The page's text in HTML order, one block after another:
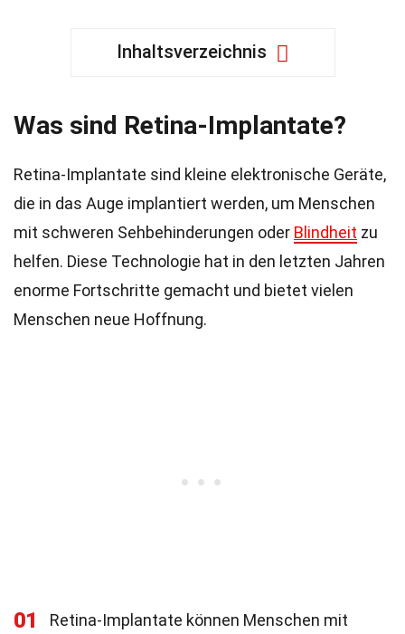
Inhaltsverzeichnis
Was sind Retina-Implantate?
Retina-Implantate sind kleine elektronische Geräte,
die in das Auge implantiert werden, um Menschen
mit schweren Sehbehinderungen oder Blindheit zu
helfen. Diese Technologie hat in den letzten Jahren
enorme Fortschritte gemacht und bietet vielen
Menschen neue Hoffnung.
01
Retina-Implantate können Menschen mit